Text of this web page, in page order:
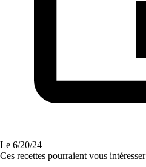
Le 6/20/24
Ces recettes pourraient vous intéresser